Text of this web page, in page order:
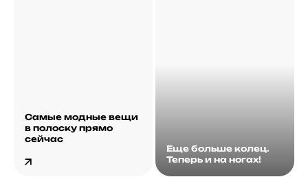
Самые модные вещи
в полоску прямо
сейчас
Еще больше колец.
Теперь и на ногах!